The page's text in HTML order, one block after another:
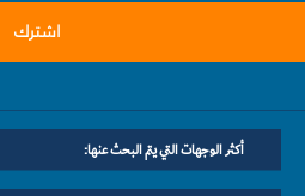
اشترك
أكثر الوجهات التي يتم البحث عنها: